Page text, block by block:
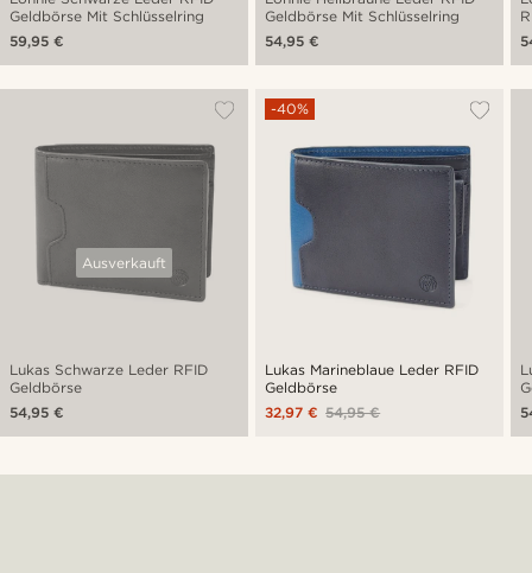
Geldbörse Mit Schlüsselring
59,95 €
Geldbörse Mit Schlüsselring
54,95 €
Ausverkauft
Lukas Schwarze Leder RFID
Geldbörse
54,95 €
Lukas Marineblaue Leder RFID
Geldbörse
-40%
54,95 €
32,97 €